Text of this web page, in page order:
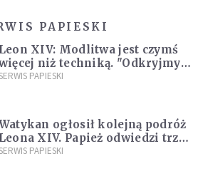
PAPIESKI
Leon XIV: Modlitwa jest czymś
niż techniką. "Odkryjmy
na nowo"
PAPIESKI
ogłosił kolejną podróż
Leona XIV. Papież odwiedzi trzy
Ameryki Południowej
PAPIESKI